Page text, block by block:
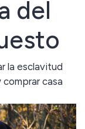
del
la esclavitud
casa